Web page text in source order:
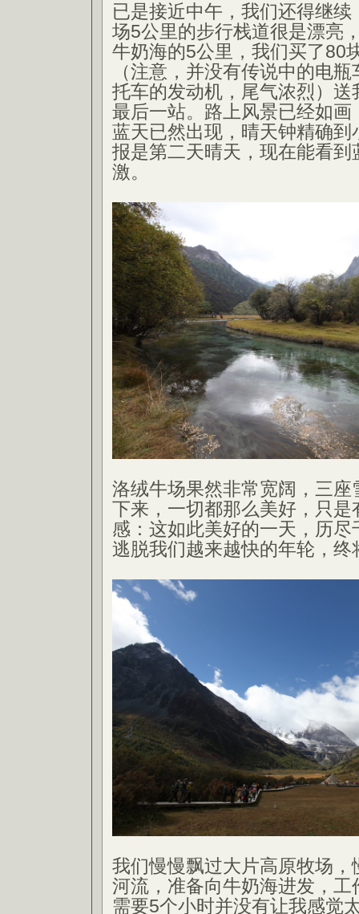
已是接近中午，我们还得继
场5公里的步行栈道很是漂亮
牛奶海的5公里，我们买了80
（注意，并没有传说中的电
托车的发动机，尾气浓烈）送
最后一站。路上风景已经如画
蓝天已然出现，晴天钟精确到
报是第二天晴天，现在能看到
激。
洛绒牛场果然非常宽阔，三座
下来，一切都那么美好，只是
感：这如此美好的一天，历
逃脱我们越来越快的年轮，终
我们慢慢飘过大片高原牧场，
河流，准备向牛奶海进发，工
需要5个小时并没有让我感觉